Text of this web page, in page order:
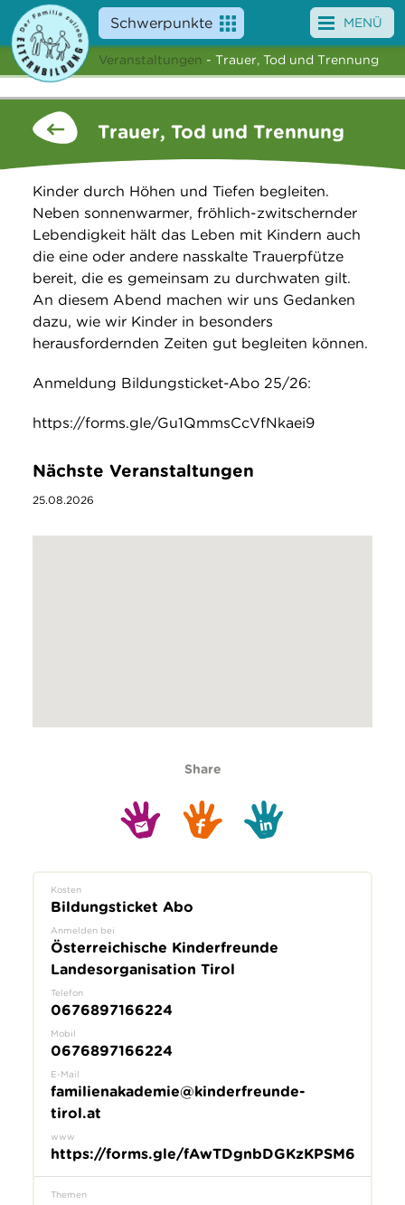
Schwerpunkte
Angebote
Veranstaltungen
Service
Über uns
Suche
MENÜ
Veranstaltungen - Trauer, Tod und Trennung
Trauer, Tod und Trennung
Kinder durch Höhen und Tiefen begleiten.
Neben sonnenwarmer, fröhlich-zwitschernder
Lebendigkeit hält das Leben mit Kindern auch
die eine oder andere nasskalte Trauerpfütze
bereit, die es gemeinsam zu durchwaten gilt.
An diesem Abend machen wir uns Gedanken
dazu, wie wir Kinder in besonders
herausfordernden Zeiten gut begleiten können.
Anmeldung Bildungsticket-Abo 25/26:
https://forms.gle/Gu1QmmsCcVfNkaei9
Nächste Veranstaltungen
25.08.2026
Share
Kosten
Bildungsticket Abo
Anmelden bei
Österreichische Kinderfreunde
Landesorganisation Tirol
Telefon
0676897166224
Mobil
0676897166224
E-Mail
familienakademie@kinderfreunde-
tirol.at
www
https://forms.gle/fAwTDgnbDGKzKPSM6
Themen